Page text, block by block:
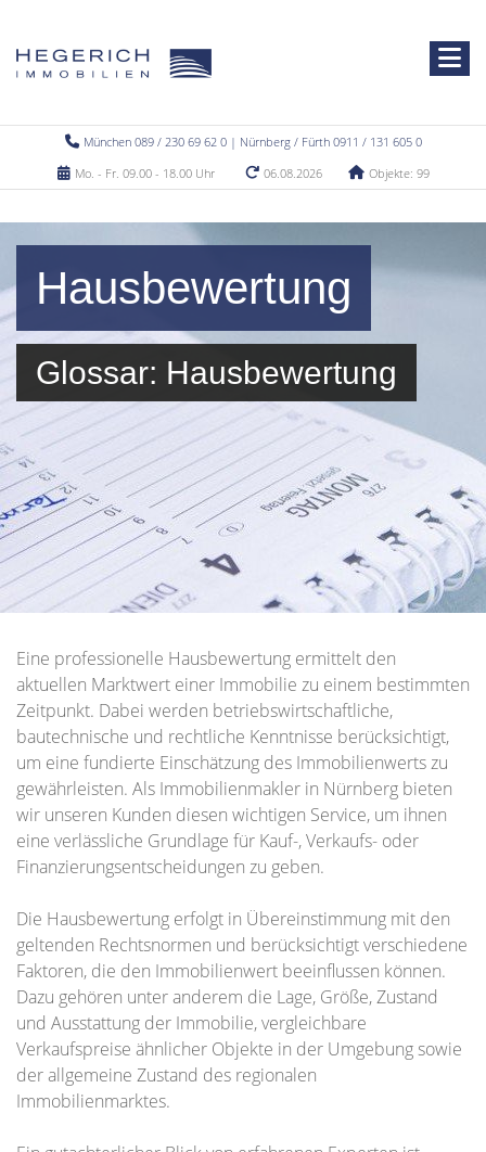
München 089 / 230 69 62 0 | Nürnberg / Fürth 0911 / 131 605 0
Mo. - Fr. 09.00 - 18.00 Uhr
06.08.2026 Objekte: 99
Hausbewertung
Glossar: Hausbewertung
Eine professionelle Hausbewertung ermittelt den
aktuellen Marktwert einer Immobilie zu einem bestimmten
Zeitpunkt. Dabei werden betriebswirtschaftliche,
bautechnische und rechtliche Kenntnisse berücksichtigt,
um eine fundierte Einschätzung des Immobilienwerts zu
gewährleisten. Als Immobilienmakler in Nürnberg bieten
wir unseren Kunden diesen wichtigen Service, um ihnen
eine verlässliche Grundlage für Kauf-, Verkaufs- oder
Finanzierungsentscheidungen zu geben.
Die Hausbewertung erfolgt in Übereinstimmung mit den
geltenden Rechtsnormen und berücksichtigt verschiedene
Faktoren, die den Immobilienwert beeinflussen können.
Dazu gehören unter anderem die Lage, Größe, Zustand
und Ausstattung der Immobilie, vergleichbare
Verkaufspreise ähnlicher Objekte in der Umgebung sowie
der allgemeine Zustand des regionalen
Immobilienmarktes.